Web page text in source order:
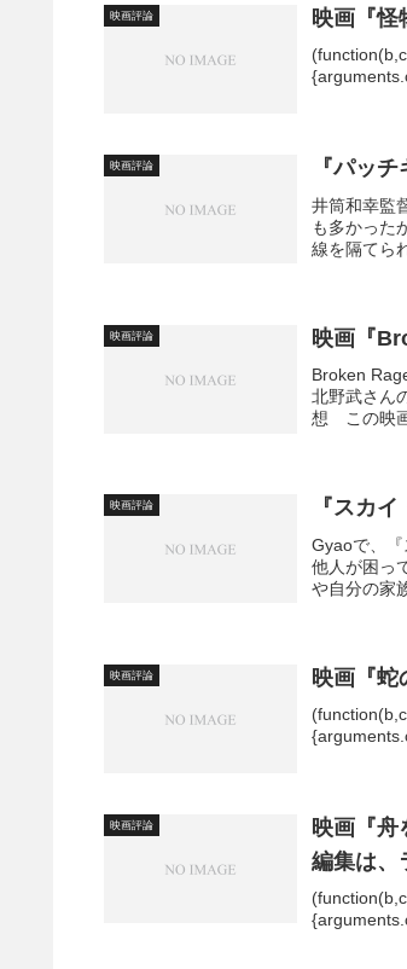
映画評論 映画『怪
映画評論 『パッ
井筒和幸
も多かった
線を隔てら
映画評論 映画『
Broken
北野武さ
想 この映
映画評論 『スカ
Gyaoで、
他人が困っ
や自分の家
映画評論 映画『蛇
映画評論
映画『舟
編集は、